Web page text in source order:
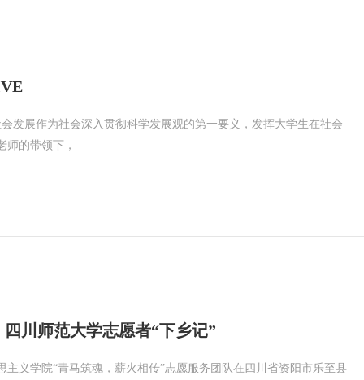
发展作为社会深入贯彻科学发展观的第一要义，发挥大学生在社会
师的带领下，
川师范大学志愿者“下乡记”
义学院“青马筑魂，薪火相传”志愿服务团队在四川省资阳市乐至县